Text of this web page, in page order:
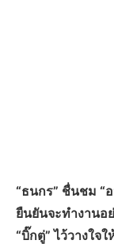
“ธนกร” ชื่นชม “
ยืนยันจะทำงานอ
“บิ๊กตู่” ไว้วางใจ